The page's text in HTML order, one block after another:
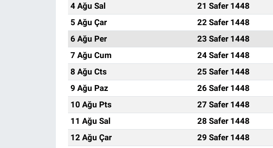
4 Ağu Sal
21 Safer 1448
5 Ağu Çar
22 Safer 1448
6 Ağu Per
23 Safer 1448
7 Ağu Cum
24 Safer 1448
8 Ağu Cts
25 Safer 1448
9 Ağu Paz
26 Safer 1448
10 Ağu Pts
27 Safer 1448
11 Ağu Sal
28 Safer 1448
12 Ağu Çar
29 Safer 1448